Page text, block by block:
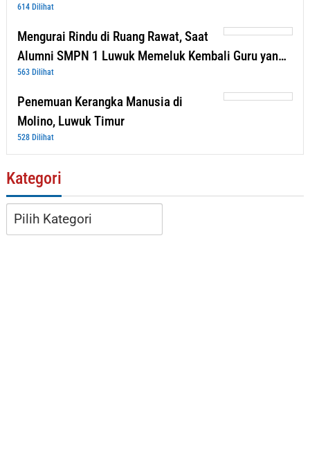
614 Dilihat
Mengurai Rindu di Ruang Rawat, Saat
Alumni SMPN 1 Luwuk Memeluk Kembali Guru yan…
563 Dilihat
Penemuan Kerangka Manusia di
Molino, Luwuk Timur
528 Dilihat
Kategori
Kategori